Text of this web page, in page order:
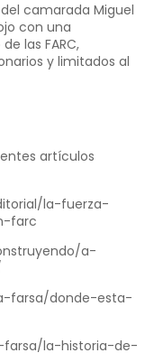
camarada Miguel
con una
las FARC,
y limitados al
artículos
la-fuerza-
farc
a-
farsa/donde-esta-
farsa/la-historia-de-